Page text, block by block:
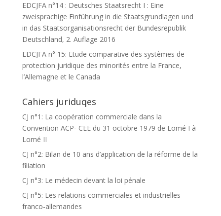
EDCJFA n°14 : Deutsches Staatsrecht I : Eine
zweisprachige Einführung in die Staatsgrundlagen und
in das Staatsorganisationsrecht der Bundesrepublik
Deutschland, 2. Auflage 2016
EDCJFA n° 15: Etude comparative des systèmes de
protection juridique des minorités entre la France,
l’Allemagne et le Canada
Cahiers juriduqes
CJ n°1: La coopération commerciale dans la
Convention ACP- CEE du 31 octobre 1979 de Lomé I à
Lomé II
CJ n°2: Bilan de 10 ans d’application de la réforme de la
filiation
CJ n°3: Le médecin devant la loi pénale
CJ n°5: Les relations commerciales et industrielles
franco-allemandes